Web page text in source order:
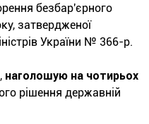
безбар'єрного
затвердженої
України № 366-р.
наголошую на чотирьох
рішення державній